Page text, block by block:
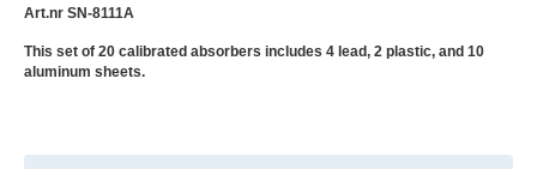
Art.nr SN-8111A
This set of 20 calibrated absorbers includes 4 lead, 2 plastic, and 10
aluminum sheets.